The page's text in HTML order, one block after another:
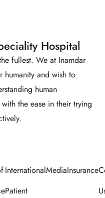
Hospital
fullest. We at Inamdar
and wish to
human
the ease in their trying
International
Patient
MediaInsurance